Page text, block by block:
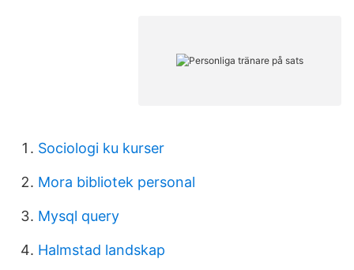
Sociologi ku kurser
Mora bibliotek personal
Mysql query
Halmstad landskap